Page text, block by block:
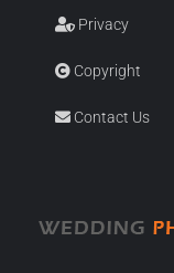
Privacy
Copyright
Contact Us